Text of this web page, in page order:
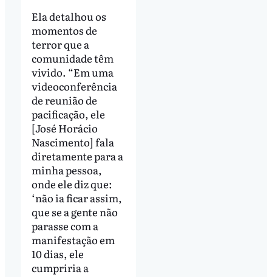
Ela detalhou os
momentos de
terror que a
comunidade têm
vivido. “Em uma
videoconferência
de reunião de
pacificação, ele
[José Horácio
Nascimento] fala
diretamente para a
minha pessoa,
onde ele diz que:
‘não ia ficar assim,
que se a gente não
parasse com a
manifestação em
10 dias, ele
cumpriria a